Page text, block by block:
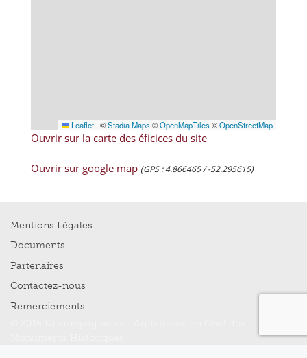
Leaflet | ©Stadia Maps ©OpenMapTiles ©OpenStreetMap
Ouvrir sur la carte des éficices du site
Ouvrir sur google map (GPS : 4.866465 / -52.295615)
Mentions Légales
Documents
Partenaires
Contactez-nous
Remerciements